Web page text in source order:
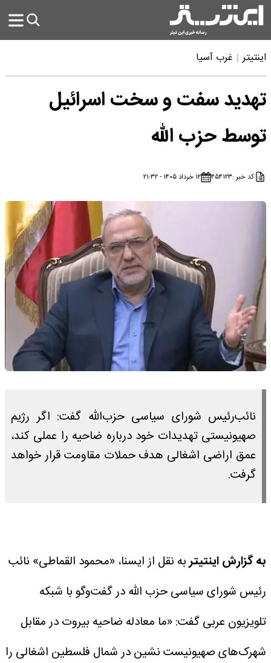
اینتیتر غرب آسیا
تهدید سفت و سخت اسرائیل
توسط حزب الله
کد خبر :۴۵۴۱۲۳ ۱۲ خرداد ۱۴۰۵ - ۲۱:۳۲
نائب‌رئیس شورای سیاسی حزب‌الله گفت: اگر رژیم
صهیونیستی تهدیدات خود درباره ضاحیه را عملی کند،
عمق اراضی اشغالی هدف حملات مقاومت قرار خواهد
گرفت.
به گزارش اینتیتربه نقل از ایسنا، «محمود القماطی» نائب
رئیس شورای سیاسی حزب الله در گفت‌وگو با شبکه
تلویزیون عربی گفت: «ما معادله ضاحیه بیروت در مقابل
شهرک‌های صهیونیست نشین در شمال فلسطین اشغالی را